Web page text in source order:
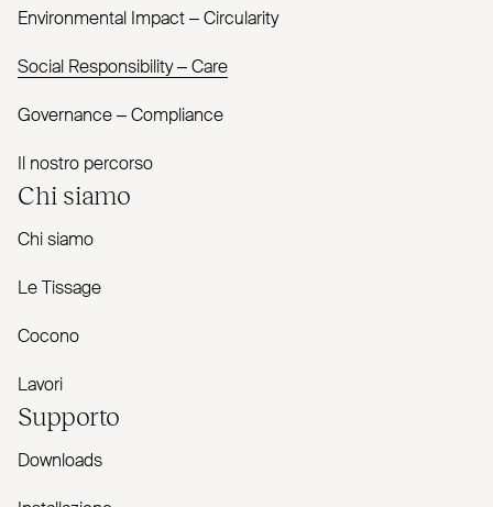
Envi­ronmental Impact – Cir­cularity
Social Responsibility – Care
Governance – Com­pliance
Il nostro percorso
Chi siamo
Chi siamo
Le Tissage
Cocono
Lavori
Supporto
Downloads